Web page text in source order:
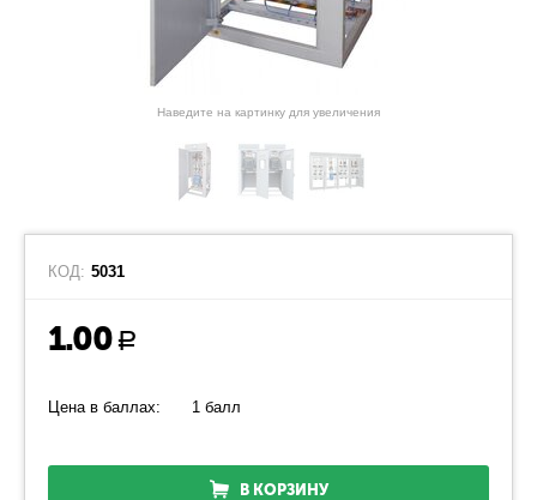
Наведите на картинку для увеличения
КОД: 5031
1.00 Р
Цена в баллах: 1 балл
В КОРЗИНУ